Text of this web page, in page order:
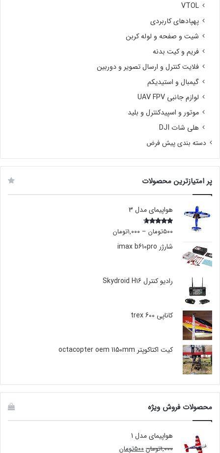
VTOL
پهپادهای کاربردی
شیت و صفحه و لوله کربن
فریم و کیت بدنه
فلایت کنترل و ارسال تصویر و دوربین
گیمبال و استیدیکم
لوازم جانبی UAV FPV
موتور و اسپیدکنترل و بلید
هلی شات DJI
دسته بندی پیش فرض
پر امتیازترین محصولات
هواپیمای مدل 3
Rated
4.00
of 5
۵۰۰تومان – ۱,۰۰۰تومان
شارژر imax b610pro
رادیو کنترل Skydroid H16
کاناپی trex 600
کیت اکتاکوپتر octacopter oem 1150mm
محصولات فروش ویژه
هواپیمای مدل 1
۱,۰۰۰تومان۵۰۰تومان